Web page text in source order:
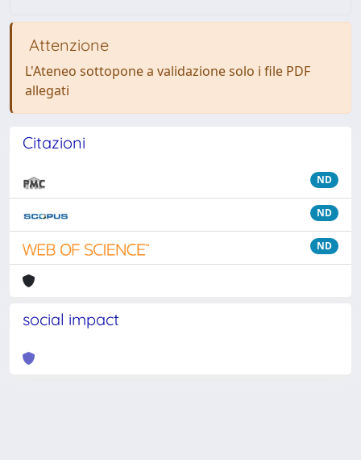
Attenzione
L'Ateneo sottopone a validazione solo i file PDF
allegati
Citazioni
ND
ND
ND
social impact